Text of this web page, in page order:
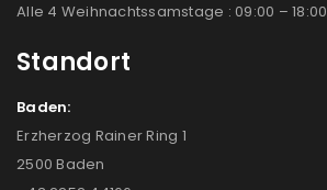
Alle 4 Weihnachtssamstage : 09:00 – 18:00
Standort
Baden:
Erzherzog Rainer Ring 1
2500 Baden